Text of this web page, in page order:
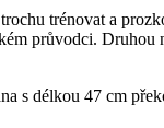
trénovat a
průvodci. Druhou
s délkou 47 cm